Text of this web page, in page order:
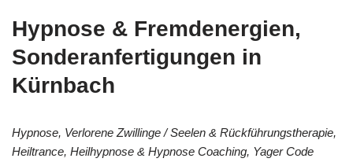
Hypnose & Fremdenergien,
Sonderanfertigungen in
Kürnbach
Hypnose, Verlorene Zwillinge / Seelen & Rückführungstherapie,
Heiltrance, Heilhypnose & Hypnose Coaching, Yager Code